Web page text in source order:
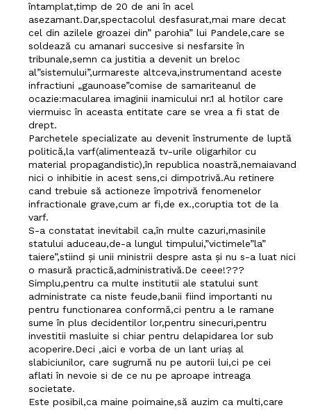
Un proiect
FREEDOM HOUSE ROMÂNIA
PRESShub
Despre noi / Echipa
Proiecte editoriale
Rețea
Contact
întamplat,timp de 20 de ani în acel
asezamant.Dar,spectacolul desfasurat,mai mare decat
cel din azilele groazei din” parohia” lui Pandele,care se
soldează cu amanari succesive si nesfarsite în
tribunale,semn ca justitia a devenit un breloc
al”sistemului”,urmareste altceva,instrumentand aceste
infractiuni „gaunoase”comise de samariteanul de
ocazie:macularea imaginii inamicului nr.1 al hotilor care
viermuisc în aceasta entitate care se vrea a fi stat de
drept.
Parchetele specializate au devenit înstrumente de luptă
politică,la varf(alimentează tv-urile oligarhilor cu
material propagandistic),în republica noastră,nemaiavand
nici o inhibitie in acest sens,ci dimpotrivă.Au retinere
cand trebuie să actioneze împotrivă fenomenelor
infractionale grave,cum ar fi,de ex.,coruptia tot de la
varf.
S-a constatat inevitabil ca,în multe cazuri,masinile
statului aduceau,de-a lungul timpului,”victimele”la”
taiere”,stiind și unii ministrii despre asta și nu s-a luat nici
o masură practică,administrativă.De ceee!???
Simplu,pentru ca multe institutii ale statului sunt
administrate ca niste feude,banii fiind importanti nu
pentru functionarea conformă,ci pentru a le ramane
sume în plus decidentilor lor,pentru sinecuri,pentru
investitii masluite si chiar pentru delapidarea lor sub
acoperire.Deci ,aici e vorba de un lant uriaș al
slabiciunilor, care sugrumă nu pe autorii lui,ci pe cei
aflati în nevoie si de ce nu pe aproape intreaga
societate.
Este posibil,ca maine poimaine,să auzim ca multi,care